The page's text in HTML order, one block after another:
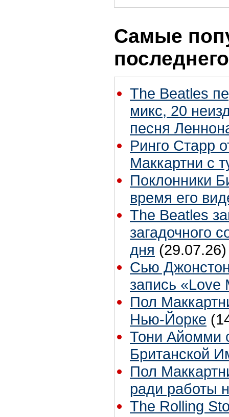
Самые
The Beatles
микс, 20
песня
Ринго Старр
Маккартни с
Поклонники
время его
The Beatles
загадочного
дня (29.07.26)
Сью
запись «Love
Пол
Нью-Йорке
Тони Айомми
Британской
Пол
ради работы
The Rolling